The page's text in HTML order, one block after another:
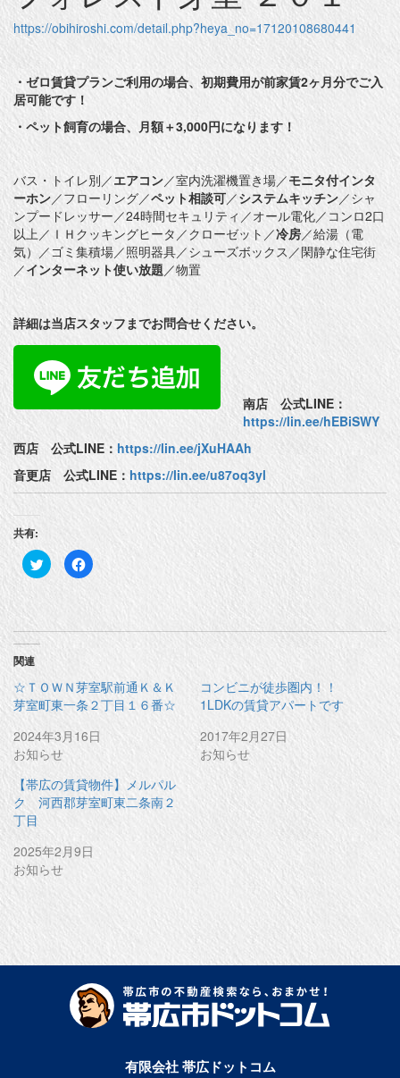
https://obihiroshi.com/detail.php?heya_no=17120108680441
・ゼロ賃貸プランご利用の場合、初期費用が前家賃2ヶ月分でご入
居可能です！
・ペット飼育の場合、月額＋3,000円になります！
バス・トイレ別／エアコン／室内洗濯機置き場／モニタ付インタ
ーホン／フローリング／ペット相談可／システムキッチン／シャ
ンプードレッサー／24時間セキュリティ／オール電化／コンロ2口
以上／ＩＨクッキングヒータ／クローゼット／冷房／給湯（電
気）／ゴミ集積場／照明器具／シューズボックス／閑静な住宅街
／インターネット使い放題／物置
詳細は当店スタッフまでお問合せください。
南店 公式LINE：
https://lin.ee/hEBiSWY
西店 公式LINE： https://lin.ee/jXuHAAh
音更店 公式LINE： https://lin.ee/u87oq3yl
共有:
ク
リ
w
r
で
共
(
新
し
い
ウ
ィ
ン
ド
き
ま
す
F
a
k
す
る
に
は
リ
ッ
て
く
だ
さ
し
い
す
関連
☆ＴＯＷＮ芽室駅前通Ｋ＆Ｋ
芽室町東一条２丁目１６番☆
2024年3月16日
お知らせ
コンビニが徒歩圏内！！
1LDKの賃貸アパートです
2017年2月27日
お知らせ
【帯広の賃貸物件】メルパル
ク 河西郡芽室町東二条南２
丁目
2025年2月9日
お知らせ
有限会社 帯広ドットコム